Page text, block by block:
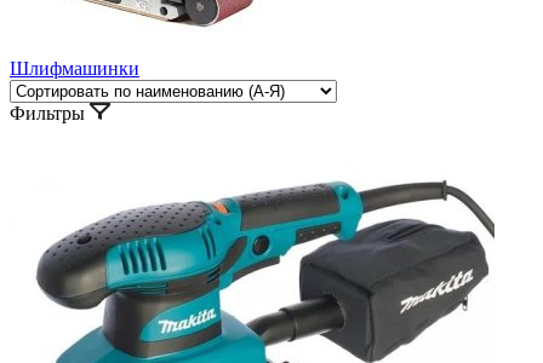
Шлифмашинки
Фильтры